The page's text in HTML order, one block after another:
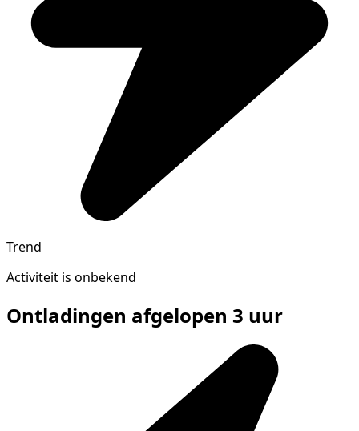
Trend
Activiteit is onbekend
Ontladingen afgelopen 3 uur